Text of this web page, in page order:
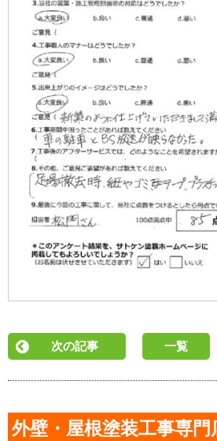
次の記事 一覧
外壁・屋根塗装工事専